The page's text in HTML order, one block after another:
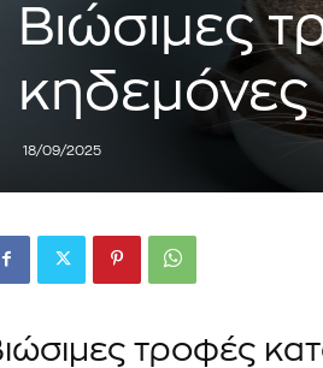
Βιώσιμες
κηδεμόνες
18/09/2025
τροφές